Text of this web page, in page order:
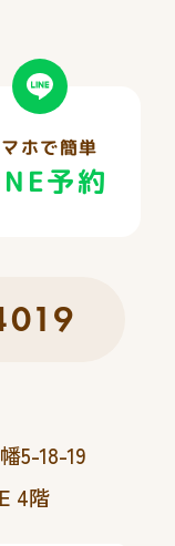
ホで簡単
予約
5-18-19
4階